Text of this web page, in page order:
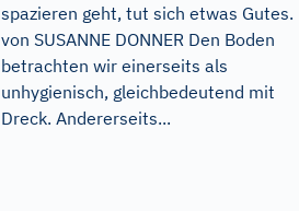
spazieren geht, tut sich etwas Gutes.
von SUSANNE DONNER Den Boden
betrachten wir einerseits als
unhygienisch, gleichbedeutend mit
Dreck. Andererseits...